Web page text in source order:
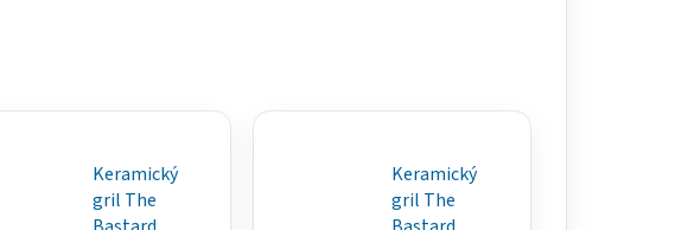
Keramický
gril The
Keramický
gril The